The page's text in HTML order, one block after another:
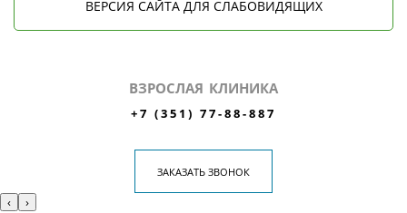
ВЕРСИЯ САЙТА ДЛЯ СЛАБОВИДЯЩИХ
ВЗРОСЛАЯ КЛИНИКА
+7 (351) 77-88-887
ЗАКАЗАТЬ ЗВОНОК
‹ ›